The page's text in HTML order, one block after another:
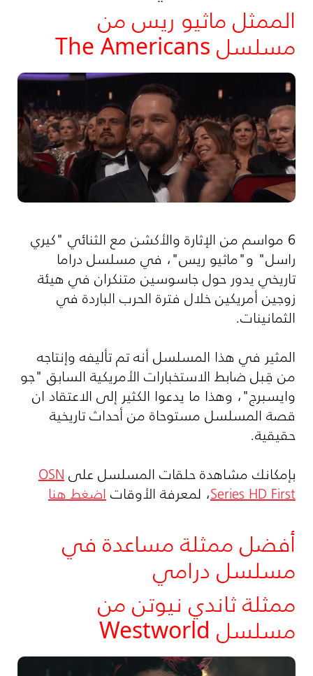
الممثل ماثيو ريس من
مسلسل The Americans
6 مواسم من الإثارة والأكشن مع الثنائي "كيري
راسل" و"ماثيو ريس"، في مسلسل دراما
تاريخي يدور حول جاسوسين متنكران في هيئة
زوجين أمريكين خلال فترة الحرب الباردة في
الثمانينات.
المثير في هذا المسلسل أنه تم تأليفه وإنتاجه
من قِبل ضابط الاستخبارات الأمريكية السابق "جو
وايسبرج"، وهذا ما يدعوا الكثير إلى الاعتقاد ان
قصة المسلسل مستوحاة من أحداث تاريخية
حقيقية.
بإمكانك مشاهدة حلقات المسلسل علىOSN
Series HD First، لمعرفة الأوقاتاضغط هنا
أفضل ممثلة مساعدة في
مسلسل درامي
ممثلة ثاندي نيوتن من
مسلسل Westworld